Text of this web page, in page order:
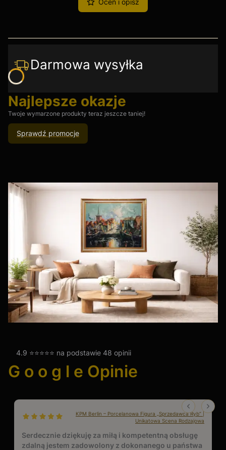
Darmowa wysyłka
Najlepsze okazje
Twoje wymarzone produkty teraz jeszcze taniej!
Sprawdź promocje
4.9 ⭐⭐⭐⭐⭐ na podstawie 48 opinii
G o o g l e Opinie
dał ocenę: 5
KPM Berlin – Porcelanowa Figura „Sprzedawca Ryb” |
Unikatowa Scena Rodzajowa
Serdecznie dziękuję za miłą i kompetentną obsługę
zdalną jestem zadowolony z dokonanego u państwa